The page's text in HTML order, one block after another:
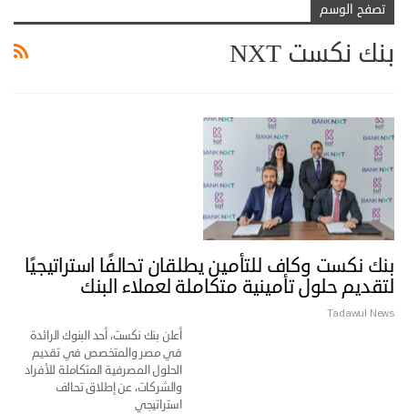
تصفح الوسم
بنك نكست NXT
بنك نكست وكاف للتأمين يطلقان تحالفًا استراتيجيًا
لتقديم حلول تأمينية متكاملة لعملاء البنك
Tadawul News
أعلن بنك نكست، أحد البنوك الرائدة
في مصر والمتخصص في تقديم
الحلول المصرفية المتكاملة للأفراد
والشركات، عن إطلاق تحالف
استراتيجي